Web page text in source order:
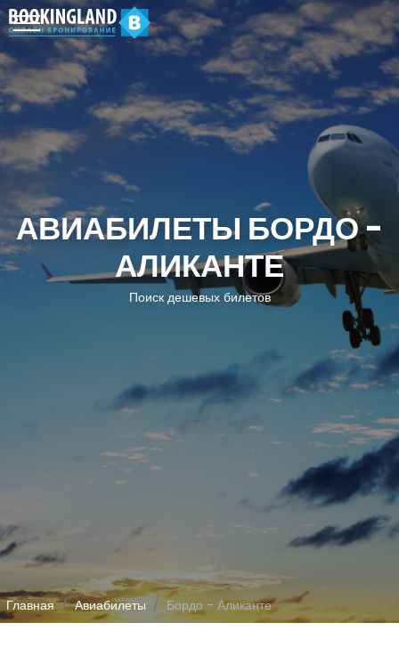
АВИАБИЛЕТЫ БОРДО -
АЛИКАНТЕ
Поиск дешевых билетов
Главная Авиабилеты Бордо - Аликанте